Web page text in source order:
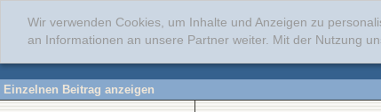
Wir verwenden Cookies, um Inhalte und Anzeigen zu
an Informationen an unsere Partner weiter. Mit der Nutzung
Einzelnen Beitrag anzeigen